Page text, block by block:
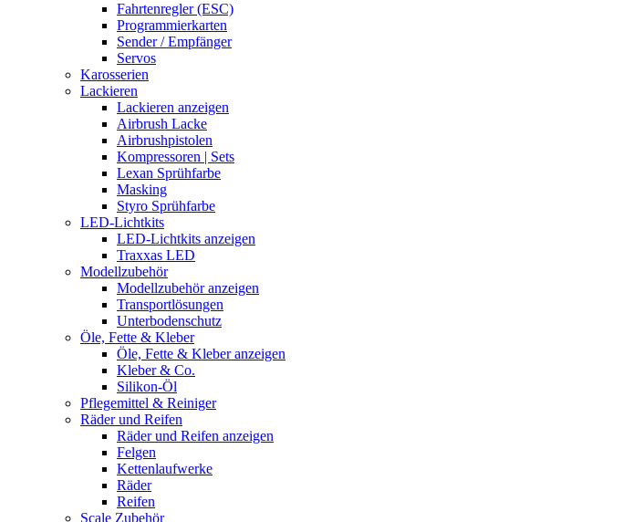
Fahrtenregler (ESC)
Programmierkarten
Sender / Empfänger
Servos
Karosserien
Lackieren
Lackieren anzeigen
Airbrush Lacke
Airbrushpistolen
Kompressoren | Sets
Lexan Sprühfarbe
Masking
Styro Sprühfarbe
LED-Lichtkits
LED-Lichtkits anzeigen
Traxxas LED
Modellzubehör
Modellzubehör anzeigen
Transportlösungen
Unterbodenschutz
Öle, Fette & Kleber
Öle, Fette & Kleber anzeigen
Kleber & Co.
Silikon-Öl
Pflegemittel & Reiniger
Räder und Reifen
Räder und Reifen anzeigen
Felgen
Kettenlaufwerke
Räder
Reifen
Scale Zubehör